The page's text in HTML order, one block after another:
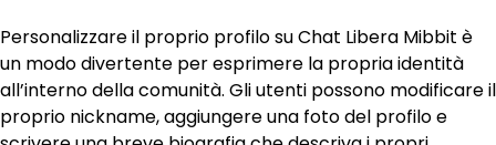
Personalizzare il proprio profilo su Chat Libera Mibbit è
un modo divertente per esprimere la propria identità
all’interno della comunità. Gli utenti possono modificare il
proprio nickname, aggiungere una foto del profilo e